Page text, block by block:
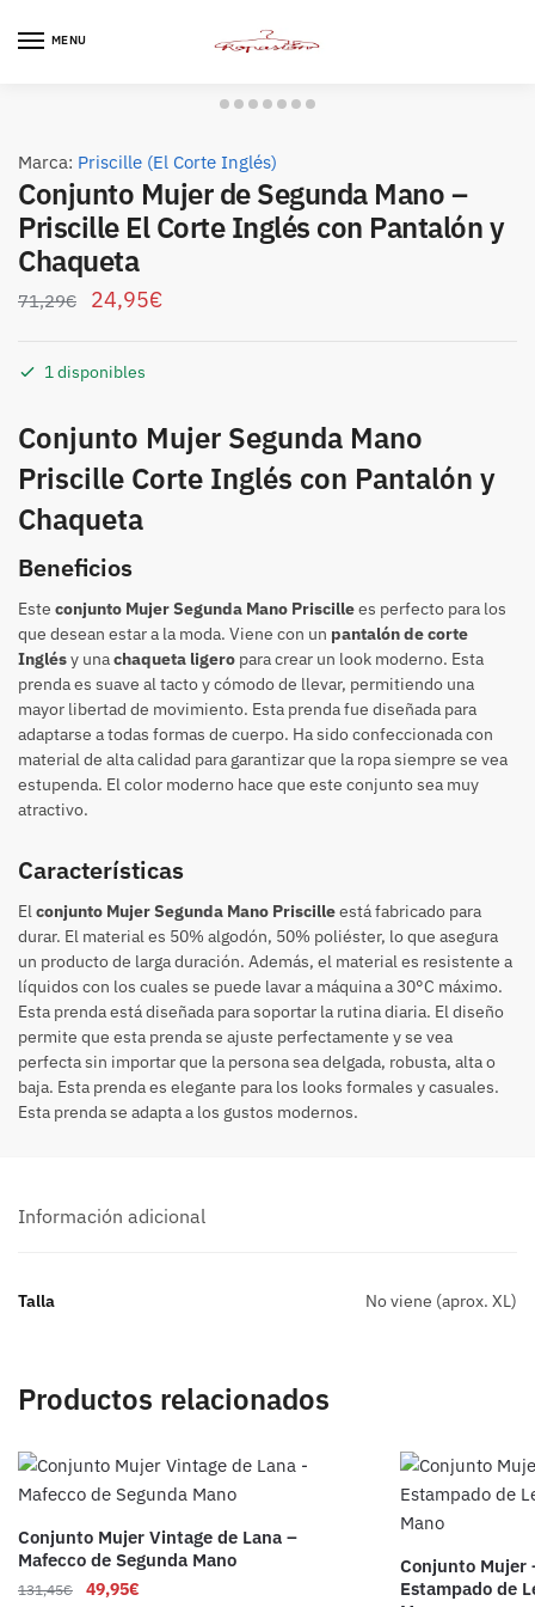
MENU
Marca: Priscille (El Corte Inglés)
Conjunto Mujer de Segunda Mano –
Priscille El Corte Inglés con Pantalón y
Chaqueta
71,29€ 24,95€
1 disponibles
Conjunto Mujer Segunda Mano
Priscille Corte Inglés con Pantalón y
Chaqueta
Beneficios
Este conjunto Mujer Segunda Mano Priscillees perfecto para los
que desean estar a la moda. Viene con un pantalón de corte
Inglésy unachaqueta ligero para crear un look moderno. Esta
prenda es suave al tacto y cómodo de llevar, permitiendo una
mayor libertad de movimiento. Esta prenda fue diseñada para
adaptarse a todas formas de cuerpo. Ha sido confeccionada con
material de alta calidad para garantizar que la ropa siempre se vea
estupenda. El color moderno hace que este conjunto sea muy
atractivo.
Características
Elconjunto Mujer Segunda Mano Priscilleestá fabricado para
durar. El material es 50% algodón, 50% poliéster, lo que asegura
un producto de larga duración. Además, el material es resistente a
líquidos con los cuales se puede lavar a máquina a 30°C máximo.
Esta prenda está diseñada para soportar la rutina diaria. El diseño
permite que esta prenda se ajuste perfectamente y se vea
perfecta sin importar que la persona sea delgada, robusta, alta o
baja. Esta prenda es elegante para los looks formales y casuales.
Esta prenda se adapta a los gustos modernos.
Información adicional
Talla No viene (aprox. XL)
Productos relacionados
Conjunto Mujer Vintage de Lana –
Mafecco de Segunda Mano
131,45€ 49,95€
Conjunto Mujer
Estampado de